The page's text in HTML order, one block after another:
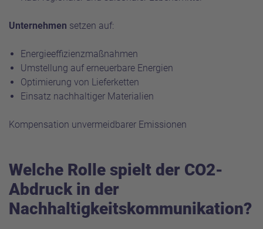
Unternehmen setzen auf:
Energieeffizienzmaßnahmen
Umstellung auf erneuerbare Energien
Optimierung von Lieferketten
Einsatz nachhaltiger Materialien
Kompensation unvermeidbarer Emissionen
Welche Rolle spielt der CO2-
Abdruck in der
Nachhaltigkeitskommunikation?